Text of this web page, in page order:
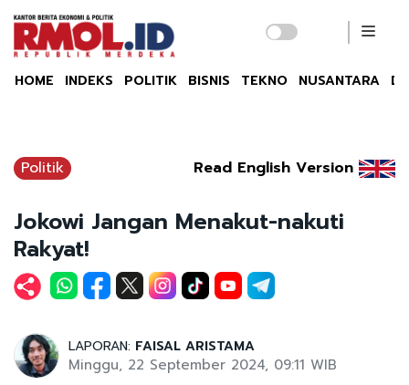
HOME INDEKS POLITIK BISNIS TEKNO NUSANTARA
Politik Read English Version
Jokowi Jangan Menakut-nakuti
Rakyat!
LAPORAN: FAISAL ARISTAMA
Minggu, 22 September 2024, 09:11 WIB